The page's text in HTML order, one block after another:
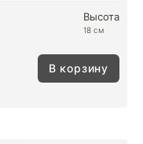
Высота
18 см
В корзину